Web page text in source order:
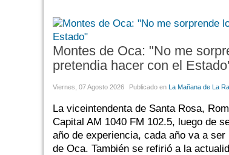
Montes de Oca: "No me
pretendia hacer con el
Viernes, 07 Agosto 2026 Publicado en La Mañana de La
La viceintendenta de Santa Rosa,
Capital AM 1040 FM 102.5, luego de
año de experiencia, cada año va a
de Oca. También se refirió a la